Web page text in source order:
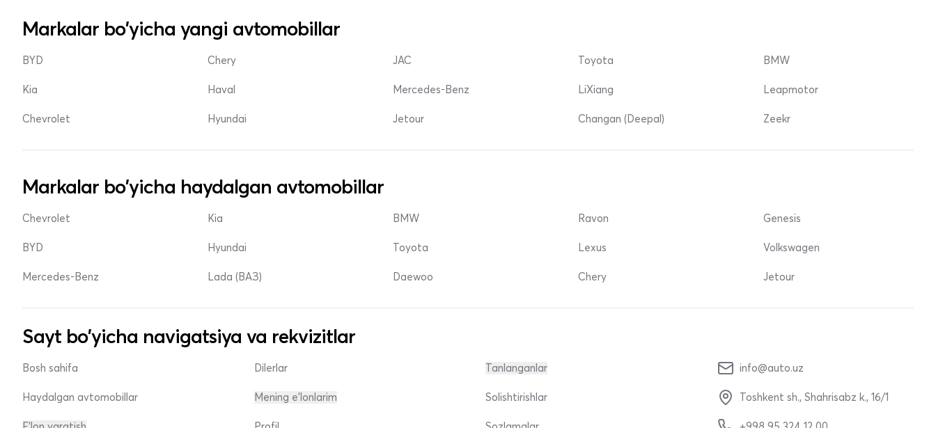
Markalar bo'yicha yangi avtomobillar
BYD
Kia
Chevrolet
Chery
Haval
Hyundai
JAC
Mercedes-Benz
Jetour
Toyota
LiXiang
Changan (Deepal)
BMW
Leapmotor
Zeekr
Markalar bo'yicha haydalgan avtomobillar
Chevrolet
BYD
Mercedes-Benz
Kia
Hyundai
Lada (ВАЗ)
BMW
Toyota
Daewoo
Ravon
Lexus
Chery
Genesis
Volkswagen
Jetour
Sayt bo'yicha navigatsiya va rekvizitlar
Bosh sahifa
Haydalgan avtomobillar
Dilerlar
Mening e'lonlarim
Tanlanganlar
Solishtirishlar
info@auto.uz
Toshkent sh., Shahrisabz k., 16/1